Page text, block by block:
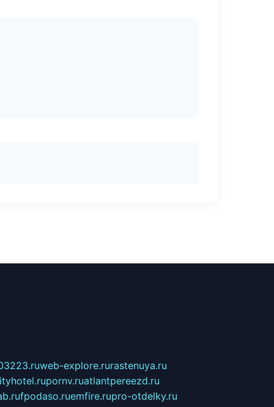
web-explore.rurastenuya.ru
pornv.ruatlantpereezd.ru
fpodaso.ruemfire.rupro-otdelky.ru